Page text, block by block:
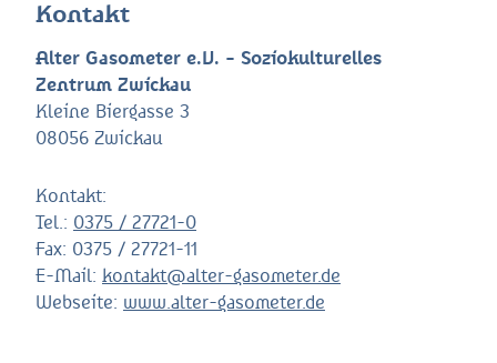
Kontakt
Alter Gasometer e.V. - Soziokulturelles
Zentrum Zwickau
Kleine Biergasse 3
08056 Zwickau
Kontakt:
Tel.: 0375 / 27721-0
Fax: 0375 / 27721-11
E-Mail: kontakt@alter-gasometer.de
Webseite: www.alter-gasometer.de